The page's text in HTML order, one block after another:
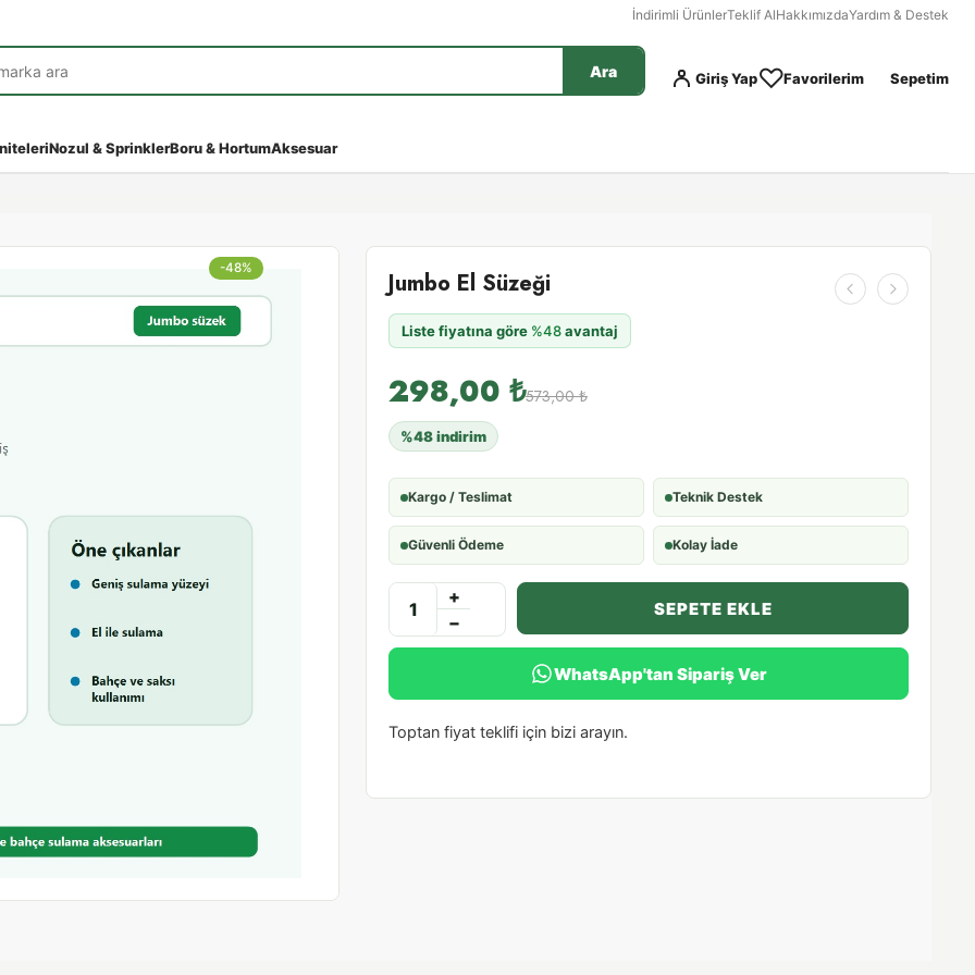
İndirimli ÜrünlerTeklif AlHakkımızdaYardım & Destek
Ara Giriş Yap Favorilerim Sepetim
Nozul & SprinklerBoru & HortumAksesuar
-48% Jumbo El Süzeği
Liste fiyatına göre %48avantaj
573,00₺
298,00 ₺
%48 indirim
Kargo / Teslimat Teknik Destek
Güvenli Ödeme Kolay İade
+
−
SEPETE EKLE
WhatsApp'tan Sipariş Ver
Toptan fiyat teklifi için bizi arayın.